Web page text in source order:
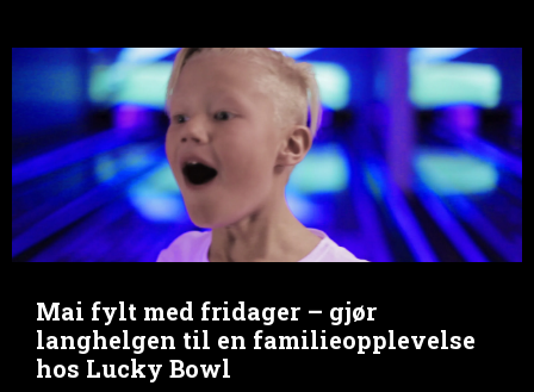
Mai fylt med fridager – gjør
langhelgen til en familieopplevelse
hos Lucky Bowl